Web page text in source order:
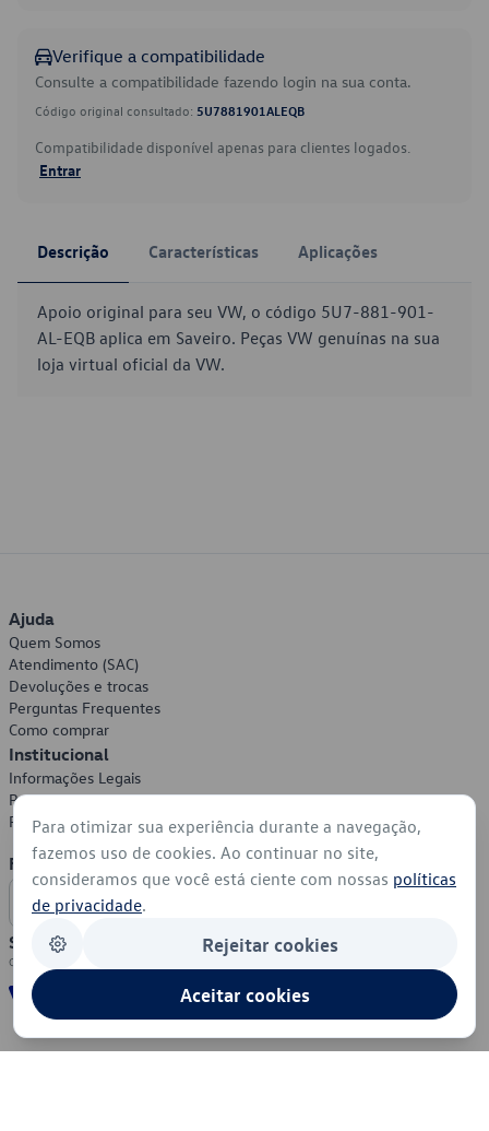
Verifique a compatibilidade
Consulte a compatibilidade fazendo login na sua conta.
Código original consultado: 5U7881901ALEQB
Compatibilidade disponível apenas para clientes logados.
Entrar
Descrição Características Aplicações
Apoio original para seu VW, o código 5U7-881-901-
AL-EQB aplica em Saveiro. Peças VW genuínas na sua
loja virtual oficial da VW.
Ajuda
Quem Somos
Atendimento (SAC)
Devoluções e trocas
Perguntas Frequentes
Como comprar
Institucional
Informações Legais
Política de Privacidade
Política de Cookies
Formas de Pagamento
Segurança
Para otimizar sua experiência durante a navegação,
fazemos uso de cookies. Ao continuar no site,
consideramos que você está ciente com nossas políticas
de privacidade.
Rejeitar cookies
Aceitar cookies